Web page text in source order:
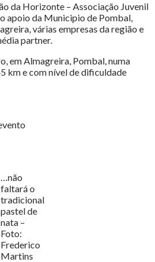
da Horizonte – Associação Juvenil
apoio da Municipio de Pombal,
várias empresas da região e
partner.
em Almagreira, Pombal, numa
km e com nível de dificuldade
…não
faltará o
tradicional
pastel de
nata –
Foto:
Frederico
Martins